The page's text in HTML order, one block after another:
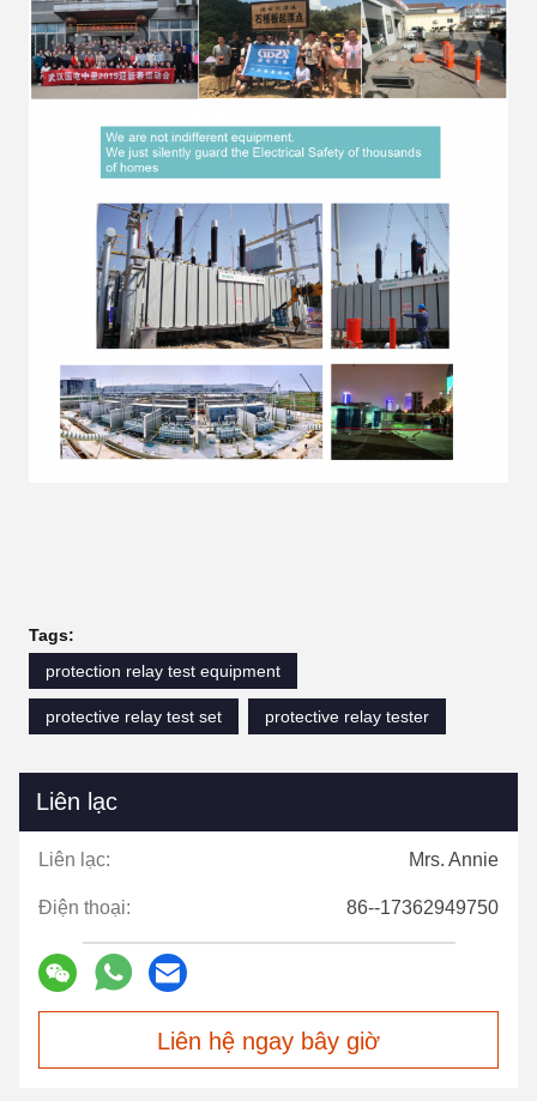
Tags:
protection relay test equipment
protective relay test set protective relay tester
Liên lạc
Liên lạc: Mrs. Annie
Điện thoại: 86--17362949750
Liên hệ ngay bây giờ